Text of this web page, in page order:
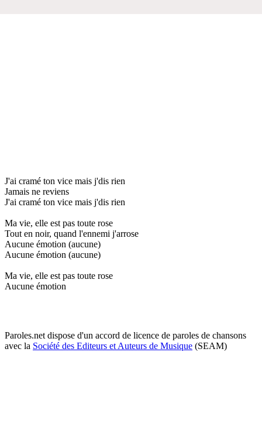
J'ai cramé ton vice mais j'dis rien
Jamais ne reviens
J'ai cramé ton vice mais j'dis rien
Ma vie, elle est pas toute rose
Tout en noir, quand l'ennemi j'arrose
Aucune émotion (aucune)
Aucune émotion (aucune)
Ma vie, elle est pas toute rose
Aucune émotion
Paroles.net dispose d'un accord de licence de paroles de chansons
avec la Société des Editeurs et Auteurs de Musique (SEAM)